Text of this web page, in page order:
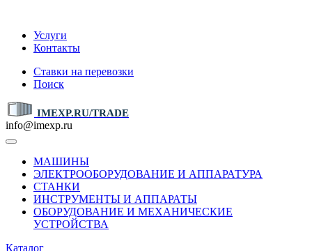
Услуги
Контакты
Ставки на перевозки
Поиск
IMEXP.RU/TRADE
info@imexp.ru
МАШИНЫ
ЭЛЕКТРООБОРУДОВАНИЕ И АППАРАТУРА
СТАНКИ
ИНСТРУМЕНТЫ И АППАРАТЫ
ОБОРУДОВАНИЕ И МЕХАНИЧЕСКИЕ
УСТРОЙСТВА
Каталог